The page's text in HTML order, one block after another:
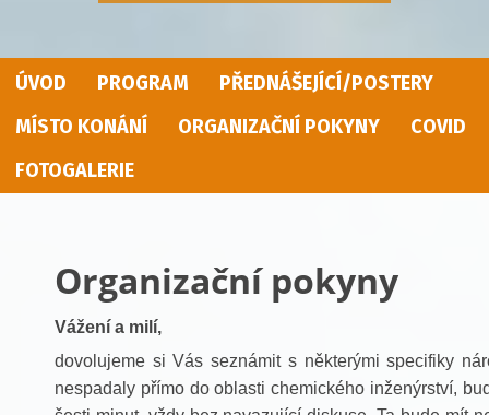
ÚVOD PROGRAM
PŘEDNÁŠEJÍCÍ/POSTERY
MÍSTO KONÁNÍ
ORGANIZAČNÍ POKYNY
COVID
FOTOGALERIE
Organizační pokyny
Vážení a milí,
dovolujeme si Vás seznámit s některými specifiky
nespadaly přímo do oblasti chemického inženýrství,